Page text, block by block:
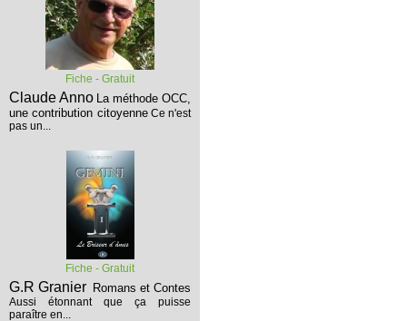
Fiche - Gratuit
Claude Anno La méthode OCC,
une contribution citoyenne Ce n'est
pas un...
Fiche - Gratuit
G.R Granier Romans et Contes
Aussi étonnant que ça puisse
paraître en...